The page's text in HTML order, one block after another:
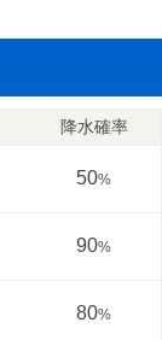
降水確率
50%
90%
80%